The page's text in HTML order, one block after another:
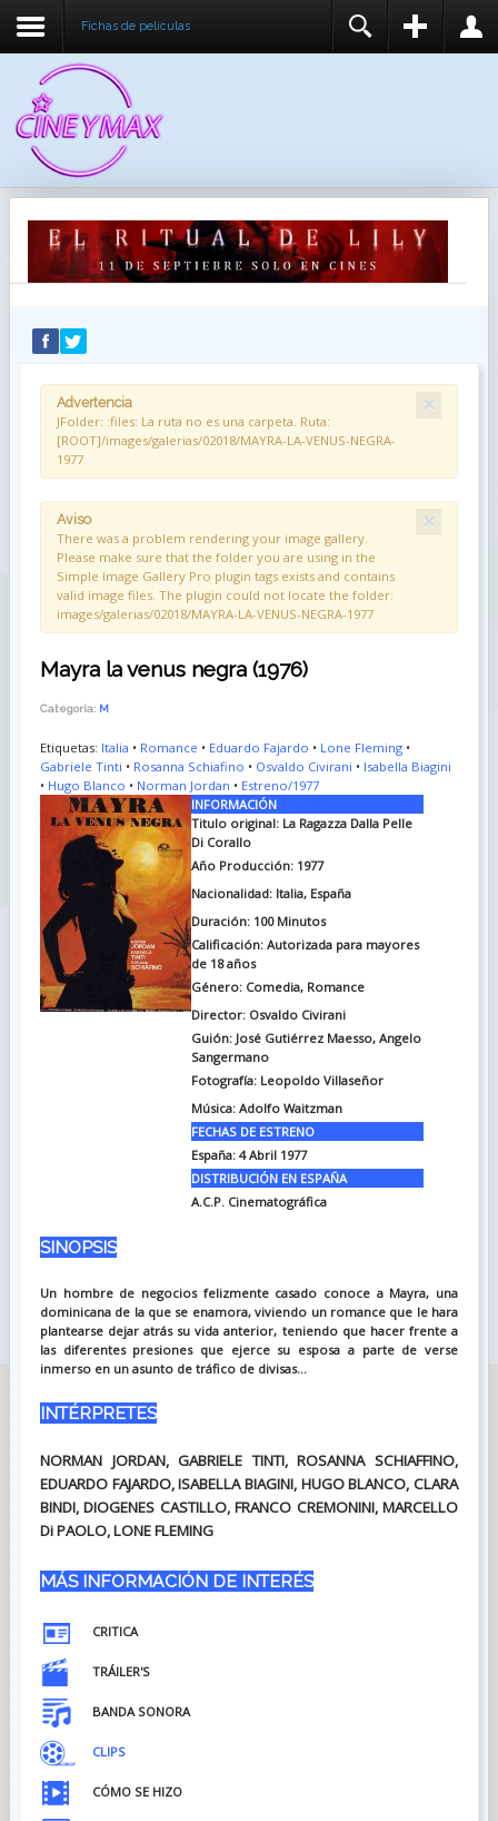
Fichas de peliculas
RECUÉRDEME
IDENTIFICARSE
REGISTER
×
Advertencia
JFolder: :files: La ruta no es una carpeta. Ruta:
[ROOT]/images/galerias/02018/MAYRA-LA-VENUS-NEGRA-
1977
×
Aviso
There was a problem rendering your image gallery.
Please make sure that the folder you are using in the
Simple Image Gallery Pro plugin tags exists and contains
valid image files. The plugin could not locate the folder:
images/galerias/02018/MAYRA-LA-VENUS-NEGRA-1977
Mayra la venus negra (1976)
Categoría: M
Etiquetas: Italia • Romance • Eduardo Fajardo • Lone Fleming•
Gabriele Tinti • Rosanna Schiafino • Osvaldo Civirani • Isabella Biagini
• Hugo Blanco • Norman Jordan • Estreno/1977
INFORMACIÓN
Titulo original: La Ragazza Dalla Pelle
Di Corallo
Año Producción: 1977
Nacionalidad: Italia, España
Duración: 100 Minutos
Calificación: Autorizada para mayores
de 18 años
Género: Comedia, Romance
Director: Osvaldo Civirani
Guión: José Gutiérrez Maesso, Angelo
Sangermano
Fotografía: Leopoldo Villaseñor
Música: Adolfo Waitzman
FECHAS DE ESTRENO
España: 4 Abril 1977
DISTRIBUCIÓN EN ESPAÑA
A.C.P. Cinematográfica
SINOPSIS
Un hombre de negocios felizmente casado conoce a Mayra, una
dominicana de la que se enamora, viviendo un romance que le hara
plantearse dejar atrás su vida anterior, teniendo que hacer frente a
las diferentes presiones que ejerce su esposa a parte de verse
inmerso en un asunto de tráfico de divisas...
INTÉRPRETES
NORMAN JORDAN, GABRIELE TINTI, ROSANNA SCHIAFFINO,
EDUARDO FAJARDO, ISABELLA BIAGINI, HUGO BLANCO, CLARA
BINDI, DIOGENES CASTILLO, FRANCO CREMONINI, MARCELLO
Di PAOLO, LONE FLEMING
MÁS INFORMACIÓN DE INTERÉS
CRITICA
TRÁILER'S
BANDA SONORA
CLIPS
CÓMO SE HIZO